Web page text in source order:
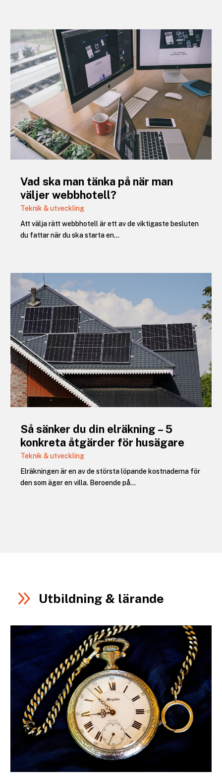
Vad ska man tänka på när man
väljer webbhotell?
Teknik & utveckling
Att välja rätt webbhotell är ett av de viktigaste besluten
du fattar när du ska starta en...
Så sänker du din elräkning – 5
konkreta åtgärder för husägare
Teknik & utveckling
Elräkningen är en av de största löpande kostnaderna för
den som äger en villa. Beroende på...
9 Utbildning & lärande